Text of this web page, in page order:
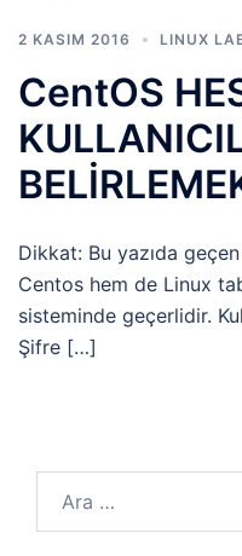
2 KASIM 2016 LINUX
CentOS
Dikkat: Bu yazıda
Centos hem de Linux
sisteminde geçerlidir.
Şifre […]